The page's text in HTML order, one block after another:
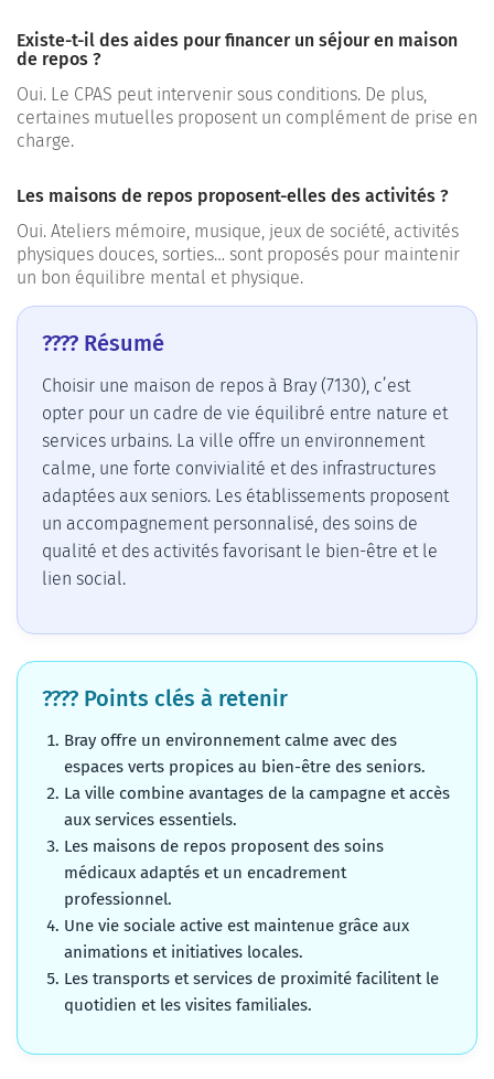
Existe-t-il des aides pour financer un séjour en maison
de repos ?
Oui. Le CPAS peut intervenir sous conditions. De plus,
certaines mutuelles proposent un complément de prise en
charge.
Les maisons de repos proposent-elles des activités ?
Oui. Ateliers mémoire, musique, jeux de société, activités
physiques douces, sorties… sont proposés pour maintenir
un bon équilibre mental et physique.
???? Résumé
Choisir une maison de repos à Bray (7130), c’est
opter pour un cadre de vie équilibré entre nature et
services urbains. La ville offre un environnement
calme, une forte convivialité et des infrastructures
adaptées aux seniors. Les établissements proposent
un accompagnement personnalisé, des soins de
qualité et des activités favorisant le bien-être et le
lien social.
???? Points clés à retenir
Bray offre un environnement calme avec des
espaces verts propices au bien-être des seniors.
La ville combine avantages de la campagne et accès
aux services essentiels.
Les maisons de repos proposent des soins
médicaux adaptés et un encadrement
professionnel.
Une vie sociale active est maintenue grâce aux
animations et initiatives locales.
Les transports et services de proximité facilitent le
quotidien et les visites familiales.